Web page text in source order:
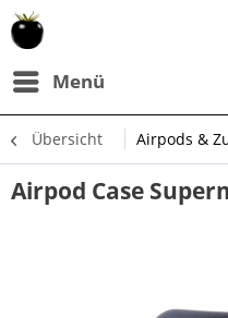
Menü
Übersicht Airpods &
Airpod Case